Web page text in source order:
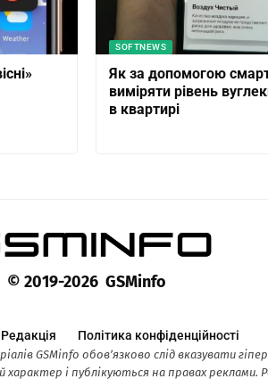
SOFTNEWS
Як за допомогою
виміряти рівень
в квартирі
© 2019-2026 GSMinfo
Редакція Політика конфіденційності
GSMinfo обов’язково слід вказувати
і публікуються на правах